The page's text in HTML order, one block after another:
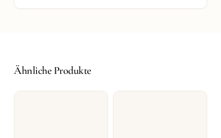
Ähnliche Produkte